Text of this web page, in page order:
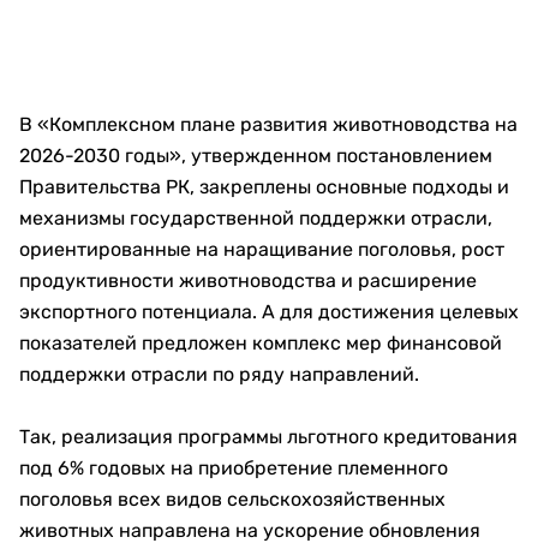
В «Комплексном плане развития животноводства на
2026-2030 годы», утвержденном постановлением
Правительства РК, закреплены основные подходы и
механизмы государственной поддержки отрасли,
ориентированные на наращивание поголовья, рост
продуктивности животноводства и расширение
экспортного потенциала. А для достижения целевых
показателей предложен комплекс мер финансовой
поддержки отрасли по ряду направлений.
Так, реализация программы льготного кредитования
под 6% годовых на приобретение племенного
поголовья всех видов сельскохозяйственных
животных направлена на ускорение обновления